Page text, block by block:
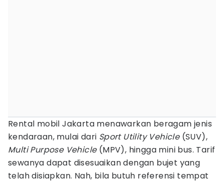
Rental mobil Jakarta menawarkan beragam jenis
kendaraan, mulai dari Sport Utility Vehicle(SUV),
Multi Purpose Vehicle(MPV), hingga mini bus. Tarif
sewanya dapat disesuaikan dengan bujet yang
telah disiapkan. Nah, bila butuh referensi tempat